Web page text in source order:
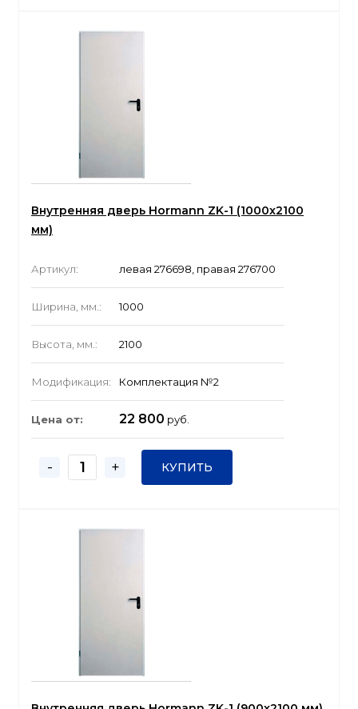
Внутренняя дверь Hormann ZK-1 (1000x2100
мм)
Артикул: левая 276698, правая 276700
Ширина, мм.: 1000
Высота, мм.: 2100
Модификация: Комплектация №2
Цена от: 22 800 руб.
- + КУПИТЬ